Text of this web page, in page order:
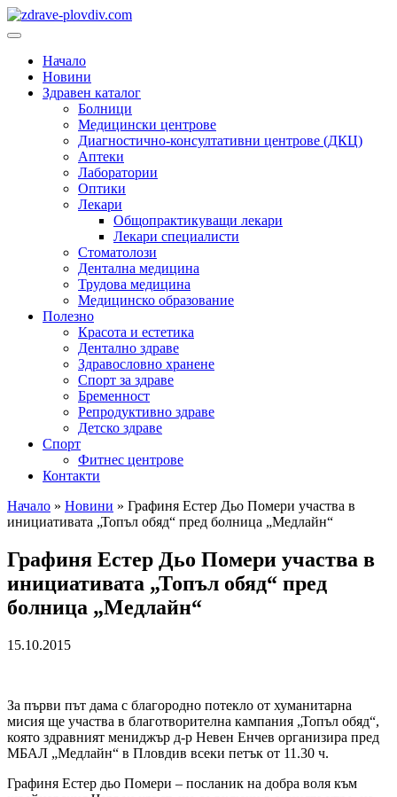
Преминете
към
Основно
Начало
Новини
Здравен каталог
Болници
Медицински центрове
Диагностично-консултативни центрове (ДКЦ)
Аптеки
Лаборатории
Оптики
Лекари
Общопрактикуващи лекари
Лекари специалисти
Стоматолози
Дентална медицина
Трудова медицина
Медицинско образование
Полезно
Красота и естетика
Дентално здраве
Здравословно хранене
Спорт за здраве
Бременност
Репродуктивно здраве
Детско здраве
Спорт
Фитнес центрове
Контакти
Начало » Новини » Графиня Естер Дьо Помери участва в
инициативата „Топъл обяд“ пред болница „Медлайн“
Графиня Естер Дьо Помери участва в
инициативата „Топъл обяд“ пред
болница „Медлайн“
15.10.2015
За първи път дама с благородно потекло от хуманитарна
мисия ще участва в благотворителна кампания „Топъл обяд“,
която здравният мениджър д-р Невен Енчев организира пред
МБАЛ „Медлайн“ в Пловдив всеки петък от 11.30 ч.
Графиня Естер дьо Помери – посланик на добра воля към